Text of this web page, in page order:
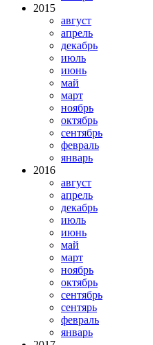
2015
август
апрель
декабрь
июль
июнь
май
март
ноябрь
октябрь
сентябрь
февраль
январь
2016
август
апрель
декабрь
июль
июнь
май
март
ноябрь
октябрь
сентябрь
сентярь
февраль
январь